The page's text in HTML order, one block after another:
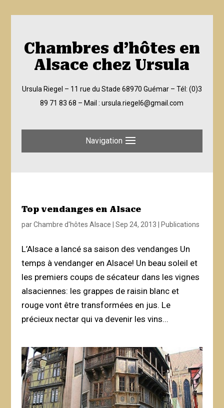
Chambres d’hôtes en
Alsace chez Ursula
Ursula Riegel – 11 rue du Stade 68970 Guémar – Tél: (0)3
89 71 83 68 – Mail :ursula.riegel6@gmail.com
Navigation
Top vendanges en Alsace
parChambre d'hôtes Alsace Sep 24, 2013 Publications
L’Alsace a lancé sa saison des vendanges Un
temps à vendanger en Alsace! Un beau soleil et
les premiers coups de sécateur dans les vignes
alsaciennes: les grappes de raisin blanc et
rouge vont être transformées en jus. Le
précieux nectar qui va devenir les vins...